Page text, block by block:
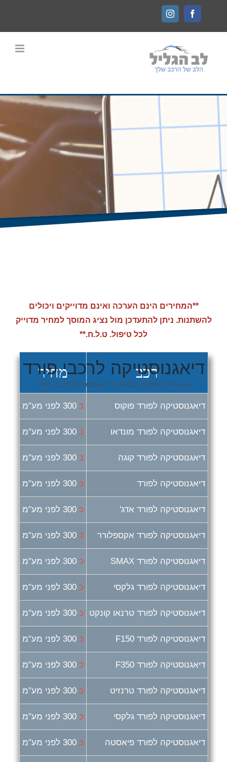
content
Facebook
Instagram
דיאגנוסטיקה לרכבי פורד
Home
/ מחלקת הבחינה / דיאגנוסטיקה לרכבי פורד
**המחירים הינם הערכה ואינם מדוייקים ויכולים
להשתנות. ניתן להתעדכן מול נציג המוסך למחיר מדוייק
לכל טיפול. ט.ל.ח.**
רכב מחיר
דיאגנוסטיקה לפורד פוקוס כ 300 לפני מע"מ
דיאגנוסטיקה לפורד מונדאו כ 300 לפני מע"מ
דיאגנוסטיקה לפורד קוגה כ 300 לפני מע"מ
דיאגנוסטיקה לפורד כ 300 לפני מע"מ
דיאגנוסטיקה לפורד אדג' כ 300 לפני מע"מ
דיאגנוסטיקה לפורד אקספלורר כ 300 לפני מע"מ
דיאגנוסטיקה לפורד SMAX כ 300 לפני מע"מ
דיאגנוסטיקה לפורד גלקסי כ 300 לפני מע"מ
דיאגנוסטיקה לפורד טרנאו קונקט כ 300 לפני מע"מ
דיאגנוסטיקה לפורד F150 כ 300 לפני מע"מ
דיאגנוסטיקה לפורד F350 כ 300 לפני מע"מ
דיאגנוסטיקה לפורד טרנזיט כ 300 לפני מע"מ
דיאגנוסטיקה לפורד גלקסי כ 300 לפני מע"מ
דיאגנוסטיקה לפורד פיאסטה כ 300 לפני מע"מ